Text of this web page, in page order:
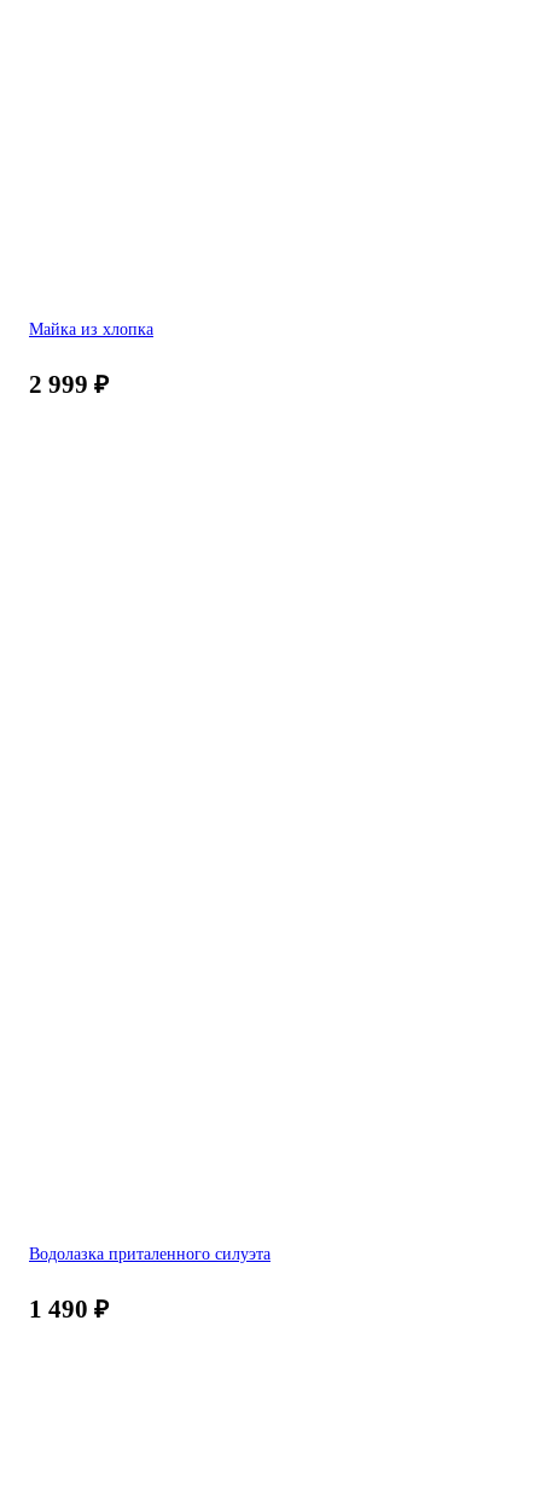
Майка из хлопка
2 999 ₽
Водолазка приталенного силуэта
1 490 ₽